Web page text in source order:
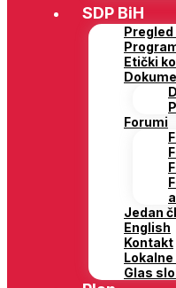
SDP BiH
Etički
Forumi
Jedan
English
Kontakt
Glas